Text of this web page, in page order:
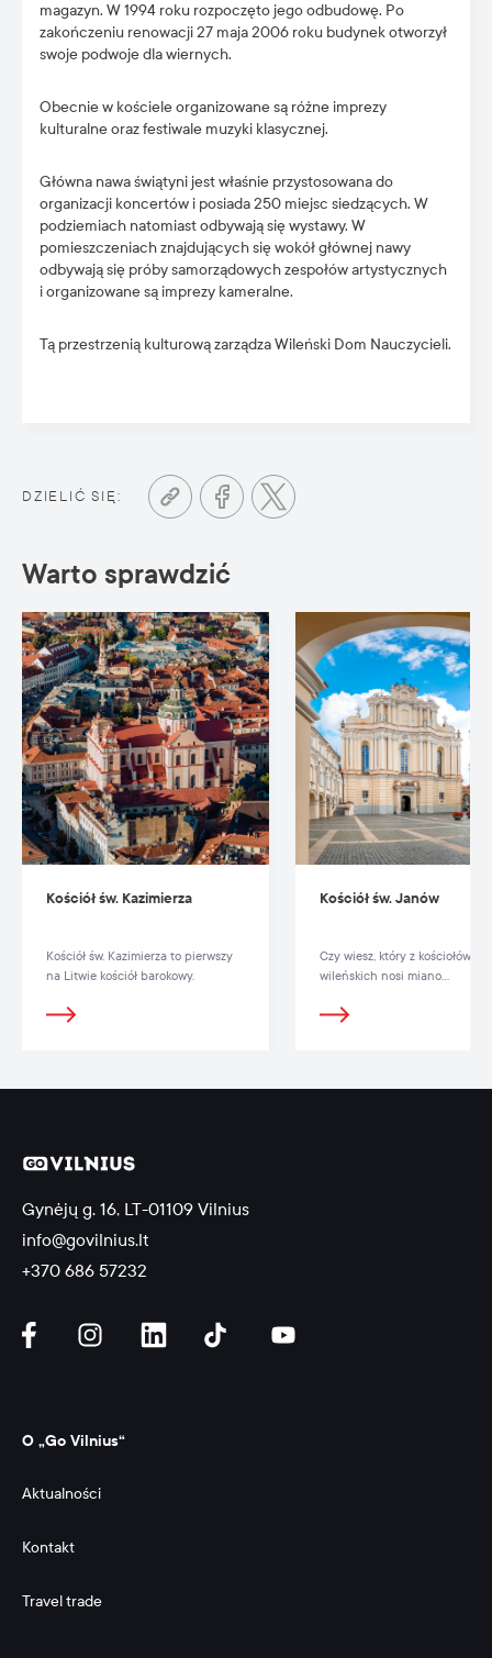
magazyn. W 1994 roku rozpoczęto jego odbudowę. Po
zakończeniu renowacji 27 maja 2006 roku budynek otworzył
swoje podwoje dla wiernych.
Obecnie w kościele organizowane są różne imprezy
kulturalne oraz festiwale muzyki klasycznej.
Główna nawa świątyni jest właśnie przystosowana do
organizacji koncertów i posiada 250 miejsc siedzących. W
podziemiach natomiast odbywają się wystawy. W
pomieszczeniach znajdujących się wokół głównej nawy
odbywają się próby samorządowych zespołów artystycznych
i organizowane są imprezy kameralne.
Tą przestrzenią kulturową zarządza Wileński Dom Nauczycieli.
DZIELIĆ SIĘ:
Warto sprawdzić
Kościół św. Kazimierza
Kościół św. Kazimierza to pierwszy
na Litwie kościół barokowy.
Kościół św. Janów
Czy wiesz, który z kościołów
wileńskich nosi miano
Gynėjų g. 16, LT-01109 Vilnius
info@govilnius.lt
+370 686 57232
O „Go Vilnius“
Aktualności
Kontakt
Travel trade